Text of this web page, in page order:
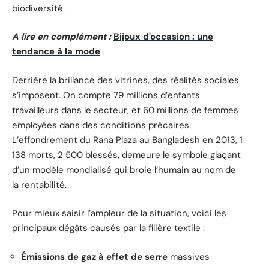
biodiversité.
A lire en complément : Bijoux d'occasion : une
tendance à la mode
Derrière la brillance des vitrines, des réalités sociales
s’imposent. On compte 79 millions d’enfants
travailleurs dans le secteur, et 60 millions de femmes
employées dans des conditions précaires.
L’effondrement du Rana Plaza au Bangladesh en 2013, 1
138 morts, 2 500 blessés, demeure le symbole glaçant
d’un modèle mondialisé qui broie l’humain au nom de
la rentabilité.
Pour mieux saisir l’ampleur de la situation, voici les
principaux dégâts causés par la filière textile :
Émissions de gaz à effet de serre massives